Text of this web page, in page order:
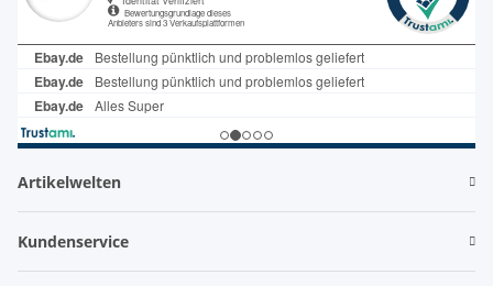
Artikelwelten
Kundenservice